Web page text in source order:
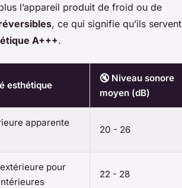
l’appareil produit de froid ou de
, ce qui signifie qu’ils servent
A+++.
esthétique
🔇 Niveau sonore
moyen (dB)
apparente
20 - 26
pour
22 - 28